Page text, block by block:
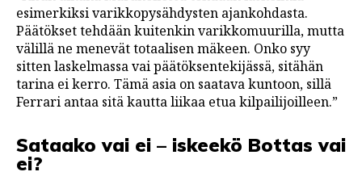
esimerkiksi varikkopysähdysten ajankohdasta.
Päätökset tehdään kuitenkin varikkomuurilla, mutta
välillä ne menevät totaalisen mäkeen. Onko syy
sitten laskelmassa vai päätöksentekijässä, sitähän
tarina ei kerro. Tämä asia on saatava kuntoon, sillä
Ferrari antaa sitä kautta liikaa etua kilpailijoilleen.”
Sataako vai ei – iskeekö Bottas vai
ei?